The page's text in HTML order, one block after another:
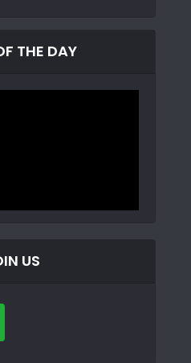
THE DAY
US